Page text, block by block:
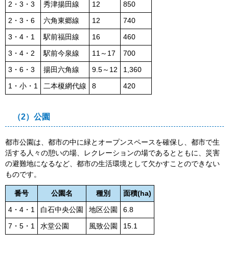
2・3・3
秀津揚田線 12
850
2・3・6
六角東郷線 12
740
3・4・1
駅前福田線 16
460
3・4・2
駅前今泉線 11～17
700
3・6・3
揚田六角線 9.5～12
1,360
1・小・1
二本榎網代線 8 420
（2）公園
都市公園は、都市の中に緑とオープンスペースを確保し、都市で生
活する人々の憩いの場、レクレーションの場であるとともに、災害
の避難地になるなど、都市の生活環境として欠かすことのできない
ものです。
番号 公園名 種別
面積(ha)
4・4・1
白石中央公園 地区公園
6.8
7・5・1
水堂公園 風致公園 15.1